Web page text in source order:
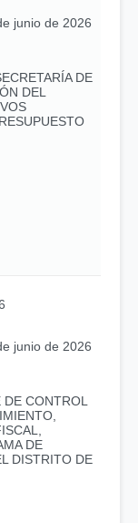
junio de 2026
DE
DEL
junio de 2026
CONTROL
DE
DISTRITO DE